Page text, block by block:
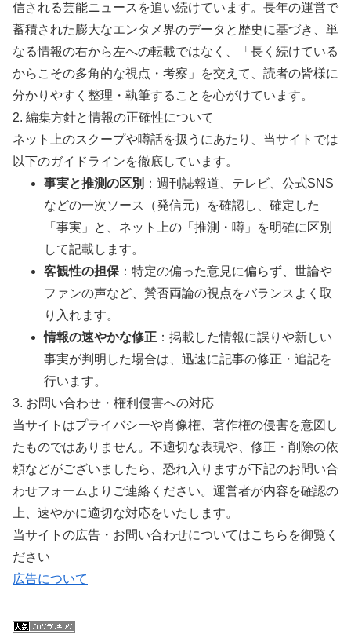
信される芸能ニュースを追い続けています。長年の運営で
蓄積された膨大なエンタメ界のデータと歴史に基づき、単
なる情報の右から左への転載ではなく、「長く続けている
からこその多角的な視点・考察」を交えて、読者の皆様に
分かりやすく整理・執筆することを心がけています。
2. 編集方針と情報の正確性について
ネット上のスクープや噂話を扱うにあたり、当サイトでは
以下のガイドラインを徹底しています。
事実と推測の区別 ：週刊誌報道、テレビ、公式SNS
などの一次ソース（発信元）を確認し、確定した
「事実」と、ネット上の「推測・噂」を明確に区別
して記載します。
客観性の担保 ：特定の偏った意見に偏らず、世論や
ファンの声など、賛否両論の視点をバランスよく取
り入れます。
情報の速やかな修正 ：掲載した情報に誤りや新しい
事実が判明した場合は、迅速に記事の修正・追記を
行います。
3. お問い合わせ・権利侵害への対応
当サイトはプライバシーや肖像権、著作権の侵害を意図し
たものではありません。不適切な表現や、修正・削除の依
頼などがございましたら、恐れ入りますが下記のお問い合
わせフォームよりご連絡ください。運営者が内容を確認の
上、速やかに適切な対応をいたします。
当サイトの広告・お問い合わせについてはこちらを御覧く
ださい
広告について